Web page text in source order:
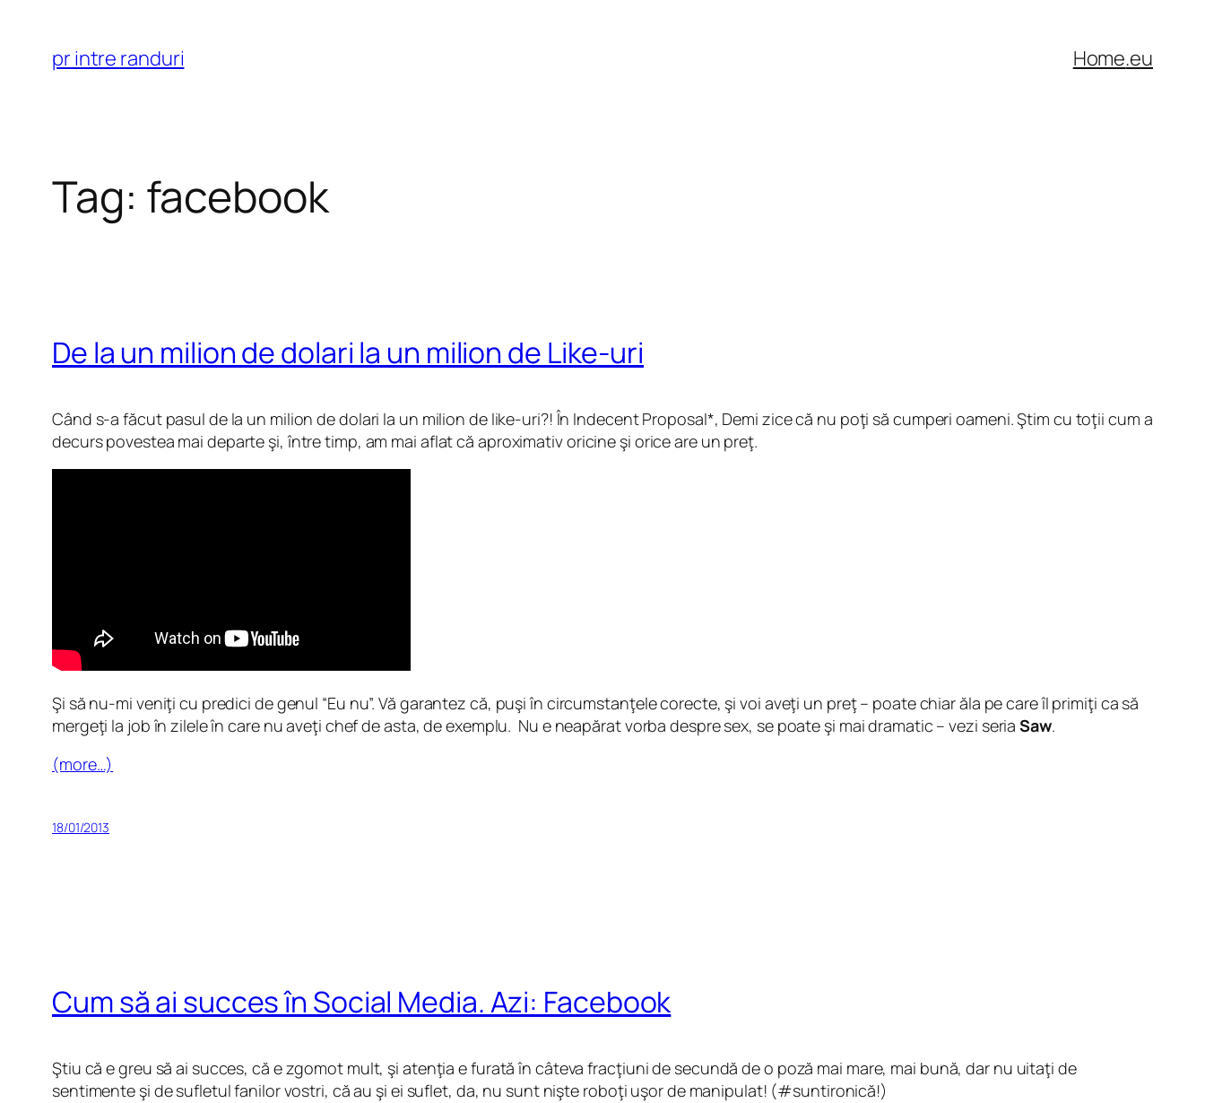
content
pr intre randuri Home.eu
Tag: facebook
De la un milion de dolari la un milion de Like-uri
Când s-a făcut pasul de la un milion de dolari la un milion de like-uri?! În Indecent Proposal*, Demi zice că nu poţi să cumperi oameni. Ştim cu toţii cum a
decurs povestea mai departe şi, între timp, am mai aflat că aproximativ oricine şi orice are un preţ.
Şi să nu-mi veniţi cu predici de genul “Eu nu”. Vă garantez că, puşi în circumstanţele corecte, şi voi aveţi un preţ – poate chiar ăla pe care îl primiţi ca să
mergeţi la job în zilele în care nu aveţi chef de asta, de exemplu. Nu e neapărat vorba despre sex, se poate şi mai dramatic – vezi seriaSaw.
(more…)
18/01/2013
Cum să ai succes în Social Media. Azi: Facebook
Ştiu că e greu să ai succes, că e zgomot mult, şi atenţia e furată în câteva fracţiuni de secundă de o poză mai mare, mai bună, dar nu uitaţi de
sentimente şi de sufletul fanilor vostri, că au şi ei suflet, da, nu sunt nişte roboţi uşor de manipulat! (#suntironică!)